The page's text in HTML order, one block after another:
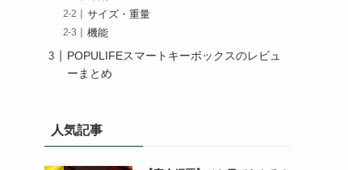
サイズ・重量
機能
POPULIFEスマートキーボックスのレビュ
ーまとめ
人気記事